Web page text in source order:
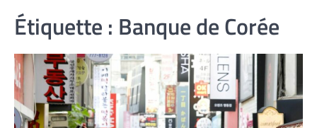
Étiquette : Banque de Corée